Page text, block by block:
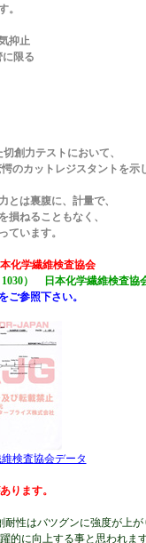
。
抑止
限る
創力テストにおいて、
のカットレジスタントを示
とは裏腹に、計量で、
損ねることもなく、
ています。
化学繊維検査協会
1030） 日本化学繊維検査協
ご参照下さい。
検査協会データ
ります。
性はバツグンに強度が上が
的に向上する事と思われま